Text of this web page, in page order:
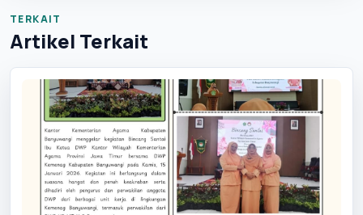
TERKAIT
Artikel Terkait